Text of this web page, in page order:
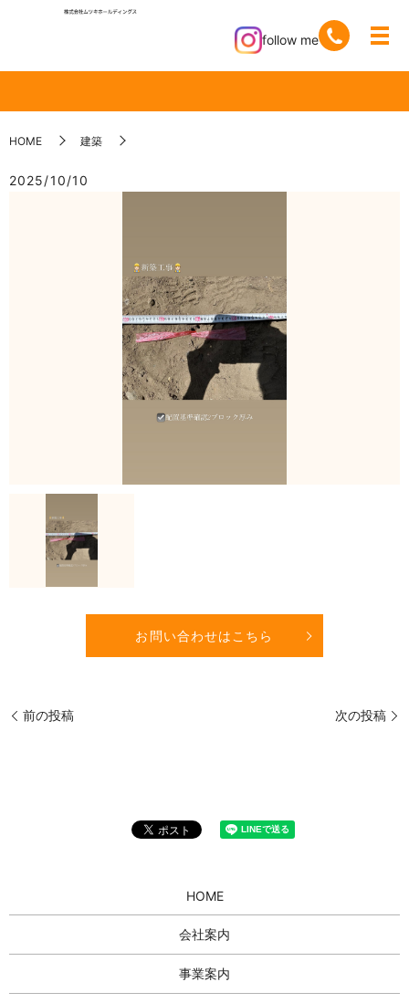
follow me
HOME 建築
2025/10/10
お問い合わせはこちら
前の投稿 次の投稿
HOME
会社案内
事業案内